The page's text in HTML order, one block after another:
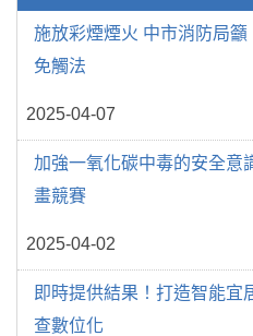
施放彩煙煙火 中市消防局
免觸法
2025-04-07
加強一氧化碳中毒的安全意
畫競賽
2025-04-02
即時提供結果！打造智能宜
查數位化